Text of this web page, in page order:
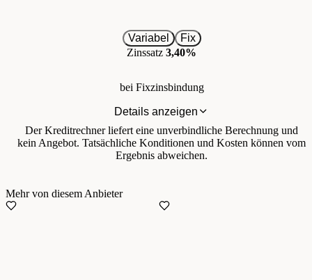
Variabel
Fix
Zinssatz 3,40%
bei Fixzinsbindung
Details anzeigen
Der Kreditrechner liefert eine unverbindliche Berechnung und
kein Angebot. Tatsächliche Konditionen und Kosten können vom
Ergebnis abweichen.
Mehr von diesem Anbieter